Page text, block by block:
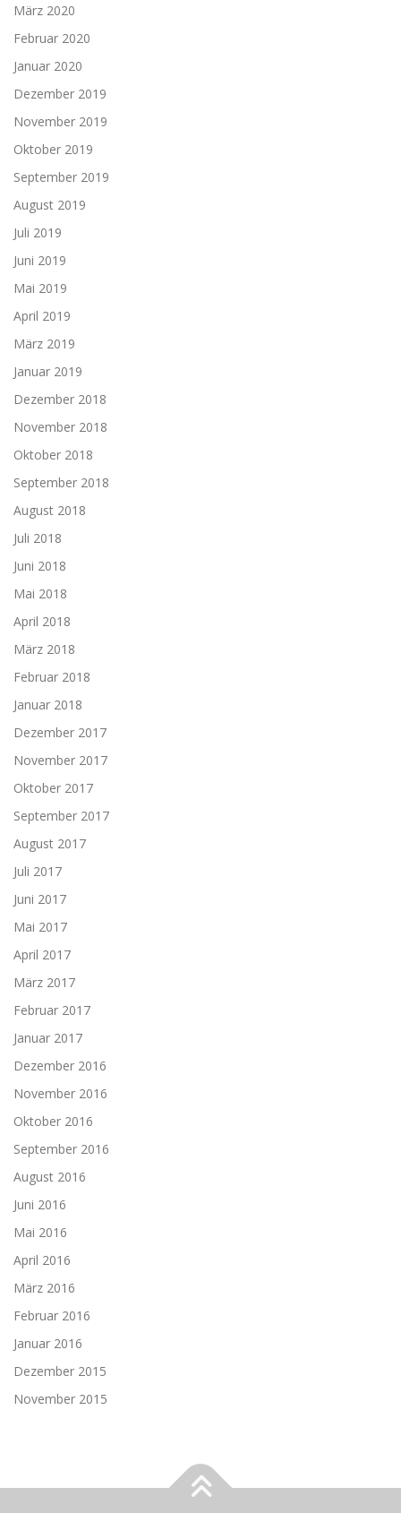
März 2020
Februar 2020
Januar 2020
Dezember 2019
November 2019
Oktober 2019
September 2019
August 2019
Juli 2019
Juni 2019
Mai 2019
April 2019
März 2019
Januar 2019
Dezember 2018
November 2018
Oktober 2018
September 2018
August 2018
Juli 2018
Juni 2018
Mai 2018
April 2018
März 2018
Februar 2018
Januar 2018
Dezember 2017
November 2017
Oktober 2017
September 2017
August 2017
Juli 2017
Juni 2017
Mai 2017
April 2017
März 2017
Februar 2017
Januar 2017
Dezember 2016
November 2016
Oktober 2016
September 2016
August 2016
Juni 2016
Mai 2016
April 2016
März 2016
Februar 2016
Januar 2016
Dezember 2015
November 2015